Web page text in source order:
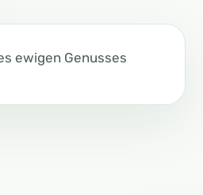
ewigen Genusses